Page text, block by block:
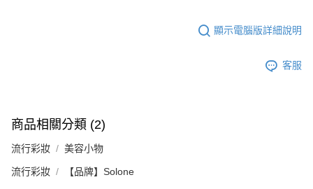
顯示電腦版詳細說明
客服
商品相關分類 (2)
流行彩妝 美容小物
流行彩妝 【品牌】Solone